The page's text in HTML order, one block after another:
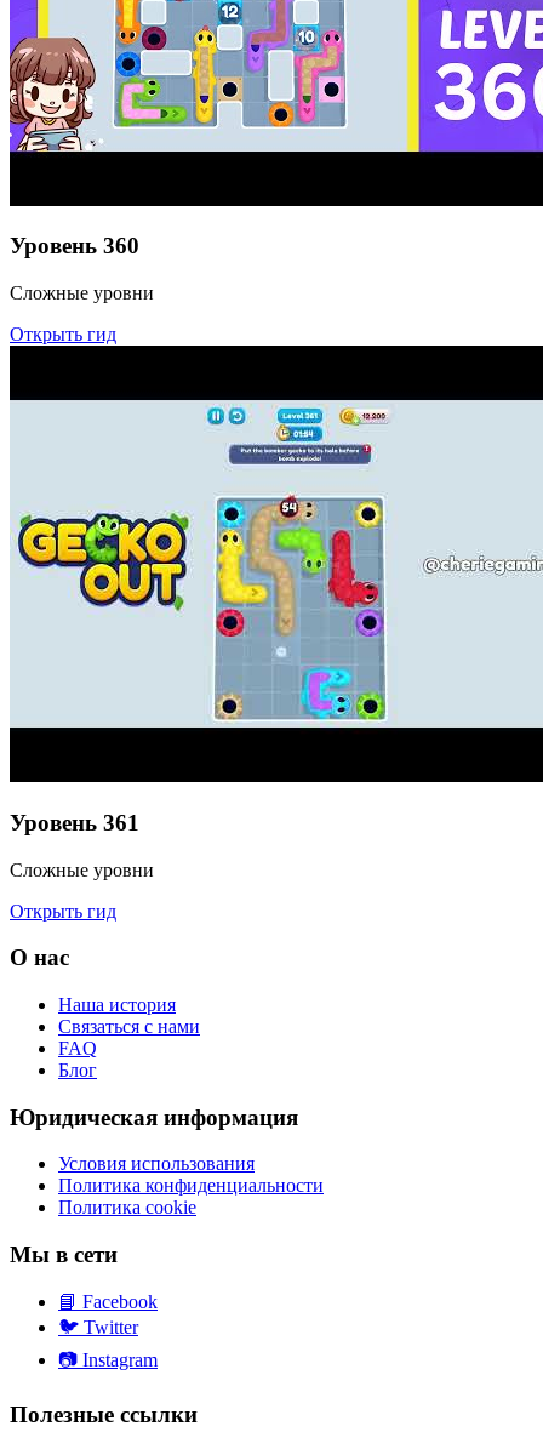
Уровень 360
Сложные уровни
Открыть гид
Уровень 361
Сложные уровни
Открыть гид
О нас
Наша история
Связаться с нами
FAQ
Блог
Юридическая информация
Условия использования
Политика конфиденциальности
Политика cookie
Мы в сети
📘 Facebook
🐦 Twitter
📷 Instagram
Полезные ссылки